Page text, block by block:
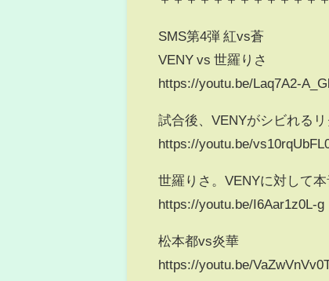
SMS第4弾 紅vs蒼
VENY vs 世羅りさ
https://youtu.be/Laq7A2-
試合後、 VENYがシビれる
https://youtu.be/
世羅りさ。VENYに対して本
https://youtu.be/I6Aar1z0L-g
松本都vs炎華
https://youtu.be/